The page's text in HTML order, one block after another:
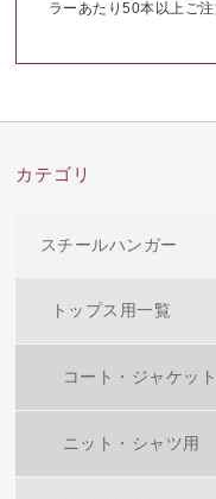
ラーあたり50本以上ご
カテゴリ
スチールハンガー
トップス用一覧
コート・ジャケッ
ニット・シャツ用